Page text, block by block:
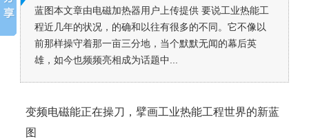
蓝图本文章由电磁加热器用户上传提供 要说工业热能工
程近几年的状况，的确和以往有很多的不同。它不像以
前那样操守着那一亩三分地，当个默默无闻的幕后英
雄，如今也频频亮相成为话题中...
变频电磁能正在操刀，擘画工业热能工程世界的新蓝
图